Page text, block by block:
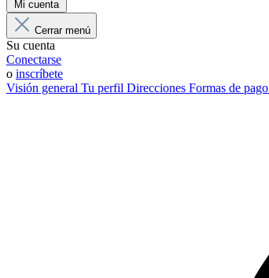
Mi cuenta
Cerrar menú
Su cuenta
Conectarse
o inscríbete
Visión general Tu perfil Direcciones Formas de pago